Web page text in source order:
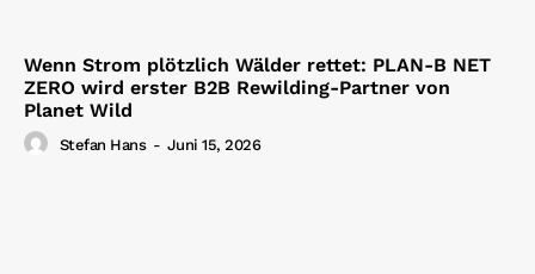
Wenn Strom plötzlich Wälder rettet: PLAN-B NET
ZERO wird erster B2B Rewilding-Partner von
Planet Wild
Stefan Hans - Juni 15, 2026